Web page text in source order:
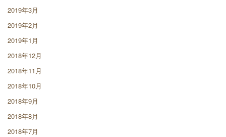
2019年3月
2019年2月
2019年1月
2018年12月
2018年11月
2018年10月
2018年9月
2018年8月
2018年7月